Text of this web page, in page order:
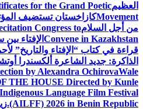
العظيمfor the Grand Poetic
Movementكازاخستان تستضيف
من أجل السلامCongress to
Convene in Kazakhstan الإفتاء
قراءة في كتاب “الإفتاء والتاريخ”
الذاكرة: جديد الشاعرة ألكسندرا
by Alexandra OchirovaWale
THE HOUSE Directed by Kunle
Language Film Festival
(AILFF) 2026 in Benin Republic.